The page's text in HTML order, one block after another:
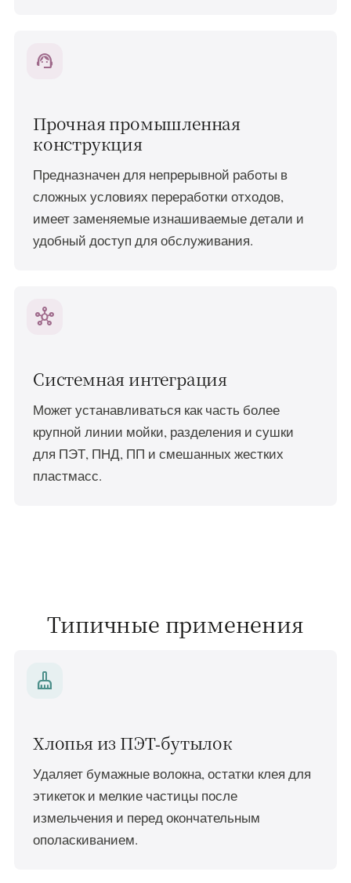
support_agent
Прочная промышленная
конструкция
Предназначен для непрерывной работы в
сложных условиях переработки отходов,
имеет заменяемые изнашиваемые детали и
удобный доступ для обслуживания.
hub
Системная интеграция
Может устанавливаться как часть более
крупной линии мойки, разделения и сушки
для ПЭТ, ПНД, ПП и смешанных жестких
пластмасс.
Типичные применения
cleaning_services
Хлопья из ПЭТ-бутылок
Удаляет бумажные волокна, остатки клея для
этикеток и мелкие частицы после
измельчения и перед окончательным
ополаскиванием.